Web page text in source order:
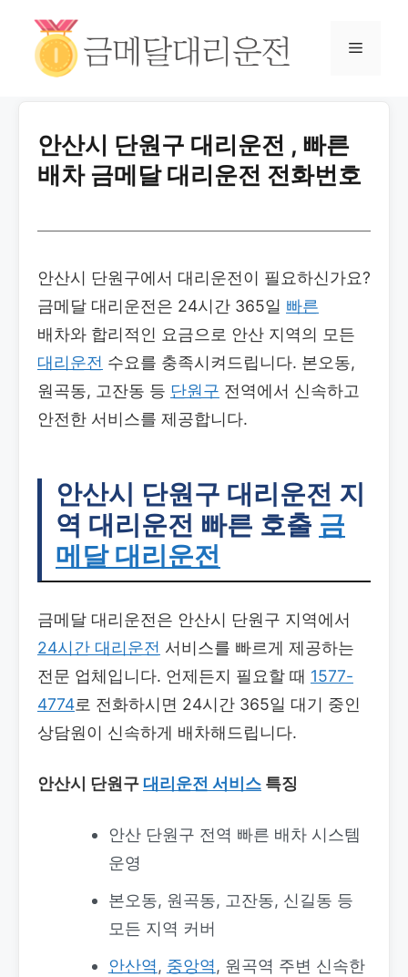
안산시 단원구 대리운전 , 빠른
배차 금메달 대리운전 전화번호
안산시 단원구에서 대리운전이 필요하신가요?
금메달 대리운전은 24시간 365일 빠른
배차와 합리적인 요금으로 안산 지역의 모든
대리운전 수요를 충족시켜드립니다. 본오동,
원곡동, 고잔동 등 단원구 전역에서 신속하고
안전한 서비스를 제공합니다.
안산시 단원구 대리운전 지
역 대리운전 빠른 호출 금
메달 대리운전
금메달 대리운전은 안산시 단원구 지역에서
24시간 대리운전 서비스를 빠르게 제공하는
전문 업체입니다. 언제든지 필요할 때 1577-
4774로 전화하시면 24시간 365일 대기 중인
상담원이 신속하게 배차해드립니다.
안산시 단원구 대리운전 서비스 특징
안산 단원구 전역 빠른 배차 시스템
운영
본오동, 원곡동, 고잔동, 신길동 등
모든 지역 커버
안산역, 중앙역, 원곡역 주변 신속한